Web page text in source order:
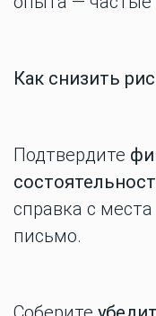
Как снизить
Подтвердите
справка с
письмо.